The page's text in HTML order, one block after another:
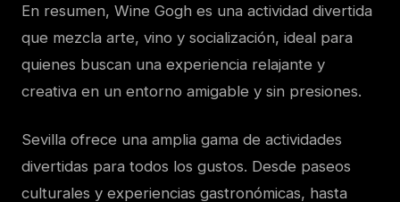
En resumen, Wine Gogh es una actividad divertida
que mezcla arte, vino y socialización, ideal para
quienes buscan una experiencia relajante y
creativa en un entorno amigable y sin presiones.
Sevilla ofrece una amplia gama de actividades
divertidas para todos los gustos. Desde paseos
culturales y experiencias gastronómicas, hasta